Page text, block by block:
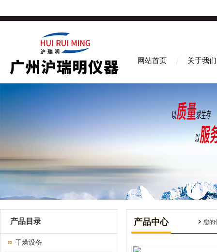
网站首页 关于我们
产品目录
干燥设备
产品中心 您的